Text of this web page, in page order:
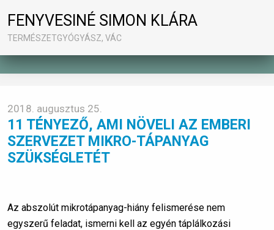
FENYVESINÉ SIMON KLÁRA
TERMÉSZETGYÓGYÁSZ, VÁC
2018. augusztus 25.
11 TÉNYEZŐ, AMI NÖVELI AZ EMBERI
SZERVEZET MIKRO-TÁPANYAG
SZÜKSÉGLETÉT
Az abszolút mikrotápanyag-hiány felismerése nem
egyszerű feladat, ismerni kell az egyén táplálkozási